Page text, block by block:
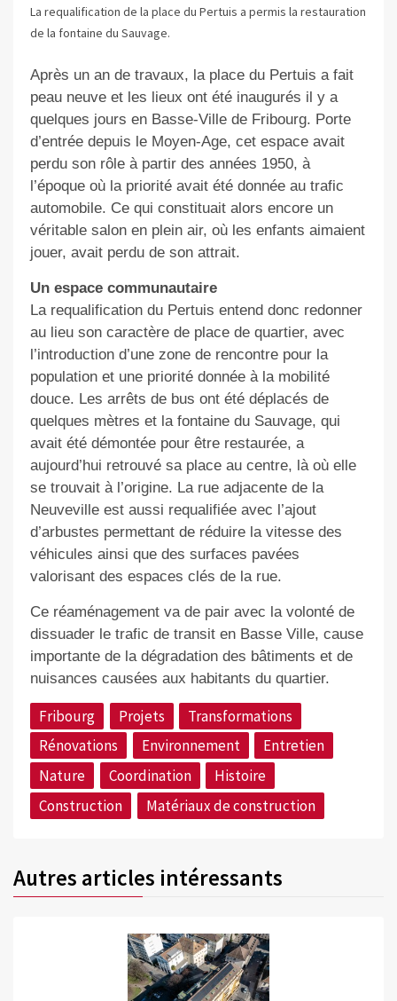
La requalification de la place du Pertuis a permis la restauration
de la fontaine du Sauvage.
Après un an de travaux, la place du Pertuis a fait
peau neuve et les lieux ont été inaugurés il y a
quelques jours en Basse-Ville de Fribourg. Porte
d’entrée depuis le Moyen-Age, cet espace avait
perdu son rôle à partir des années 1950, à
l’époque où la priorité avait été donnée au trafic
automobile. Ce qui constituait alors encore un
véritable salon en plein air, où les enfants aimaient
jouer, avait perdu de son attrait.
Un espace communautaire
La requalification du Pertuis entend donc redonner
au lieu son caractère de place de quartier, avec
l’introduction d’une zone de rencontre pour la
population et une priorité donnée à la mobilité
douce. Les arrêts de bus ont été déplacés de
quelques mètres et la fontaine du Sauvage, qui
avait été démontée pour être restaurée, a
aujourd’hui retrouvé sa place au centre, là où elle
se trouvait à l’origine. La rue adjacente de la
Neuveville est aussi requalifiée avec l’ajout
d’arbustes permettant de réduire la vitesse des
véhicules ainsi que des surfaces pavées
valorisant des espaces clés de la rue.
Ce réaménagement va de pair avec la volonté de
dissuader le trafic de transit en Basse Ville, cause
importante de la dégradation des bâtiments et de
nuisances causées aux habitants du quartier.
Fribourg Projets
Transformations
Rénovations
Environnement
Entretien
Nature
Coordination
Histoire
Construction
Matériaux de construction
Autres articles intéressants